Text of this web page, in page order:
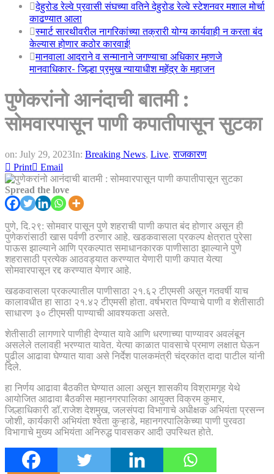
देहुरोड रेल्वे प्रवासी संघच्या वतिने देहुरोड रेल्वे स्टेशनवर मशाल मोर्चा
काढण्यात आला
स्मार्ट सारथीवरील नागरिकांच्या तक्रारी योग्य कार्यवाही न करता बंद
केल्यास होणार कठोर कारवाई!
मानवाला आदराने व सन्मानाने जगण्याचा अधिकार म्हणजे
मानवाधिकार- जिल्हा प्रमुख न्यायाधीश महेंद्र के महाजन
पुणेकरांनो आनंदाची बातमी :
सोमवारपासून पाणी कपातीपासून सुटका
on: July 29, 2023In: Breaking News, Live,राजकारण
Print
Email
Spread the love
पुणे, दि.२९: सोमवार पासून पुणे शहराची पाणी कपात बंद होणार असून ही
पुणेकरांसाठी खास पर्वणी ठरणार आहे. खडकवासला प्रकल्प क्षेत्रात पुरेसा
पाऊस झाल्याने आणि प्रकल्पात समाधानकारक पाणीसाठा झाल्याने पुणे
शहरासाठी प्रत्येक आठवड्यात करण्यात येणारी पाणी कपात येत्या
सोमवारपासून रद्द करण्यात येणार आहे.
खडकवासला प्रकल्पातील पाणीसाठा २१.६२ टीएमसी असून गतवर्षी याच
कालावधीत हा साठा २१.४२ टीएमसी होता. वर्षभरात पिण्याचे पाणी व शेतीसाठी
साधारण ३० टीएमसी पाण्याची आवश्यकता असते.
शेतीसाठी लागणारे पाणीही देण्यात यावे आणि धरणाच्या पाण्यावर अवलंबून
असलेले तलावही भरण्यात यावेत. येत्या काळात पावसाचे प्रमाण लक्षात घेऊन
पुढील आढावा घेण्यात यावा असे निर्देश पालकमंत्री चंद्रकांत दादा पाटील यांनी
दिले.
हा निर्णय आढावा बैठकीत घेण्यात आला असून शासकीय विश्रामगृह येथे
आयोजित आढावा बैठकीस महानगरपालिका आयुक्त विक्रम कुमार,
जिल्हाधिकारी डॉ.राजेश देशमुख, जलसंपदा विभागाचे अधीक्षक अभियंता प्रसन्न
जोशी, कार्यकारी अभियंता श्वेता कुऱ्हाडे, महानगरपालिकेच्या पाणी पुरवठा
विभागाचे मुख्य अभियंता अनिरुद्ध पावसकर आदी उपस्थित होते.